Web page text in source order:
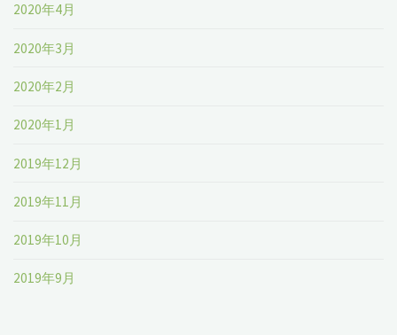
2020年4月
2020年3月
2020年2月
2020年1月
2019年12月
2019年11月
2019年10月
2019年9月